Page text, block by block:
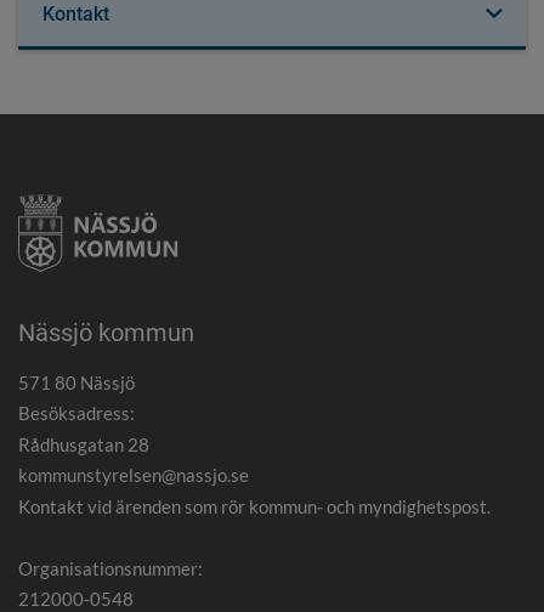
Kontakt
Nässjö kommun
571 80 Nässjö
Besöksadress:
Rådhusgatan 28
kommunstyrelsen@nassjo.se
Kontakt vid ärenden som rör kommun- och myndighetspost.
Organisationsnummer:
212000-0548